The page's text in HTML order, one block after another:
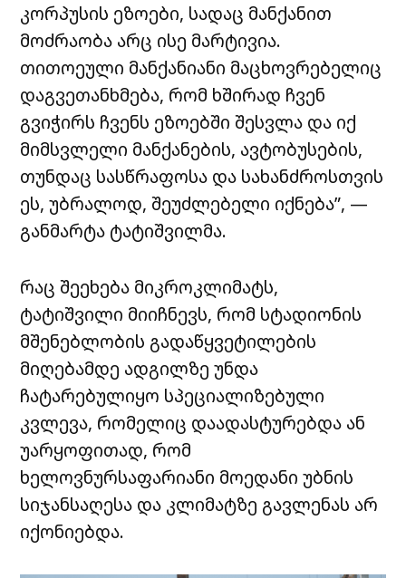
კორპუსის ეზოები, სადაც მანქანით
მოძრაობა არც ისე მარტივია.
თითოეული მანქანიანი მაცხოვრებელიც
დაგვეთანხმება, რომ ხშირად ჩვენ
გვიჭირს ჩვენს ეზოებში შესვლა და იქ
მიმსვლელი მანქანების, ავტობუსების,
თუნდაც სასწრაფოსა და სახანძროსთვის
ეს, უბრალოდ, შეუძლებელი იქნება”, —
განმარტა ტატიშვილმა.
რაც შეეხება მიკროკლიმატს,
ტატიშვილი მიიჩნევს, რომ სტადიონის
მშენებლობის გადაწყვეტილების
მიღებამდე ადგილზე უნდა
ჩატარებულიყო სპეციალიზებული
კვლევა, რომელიც დაადასტურებდა ან
უარყოფითად, რომ
ხელოვნურსაფარიანი მოედანი უბნის
სიჯანსაღესა და კლიმატზე გავლენას არ
იქონიებდა.